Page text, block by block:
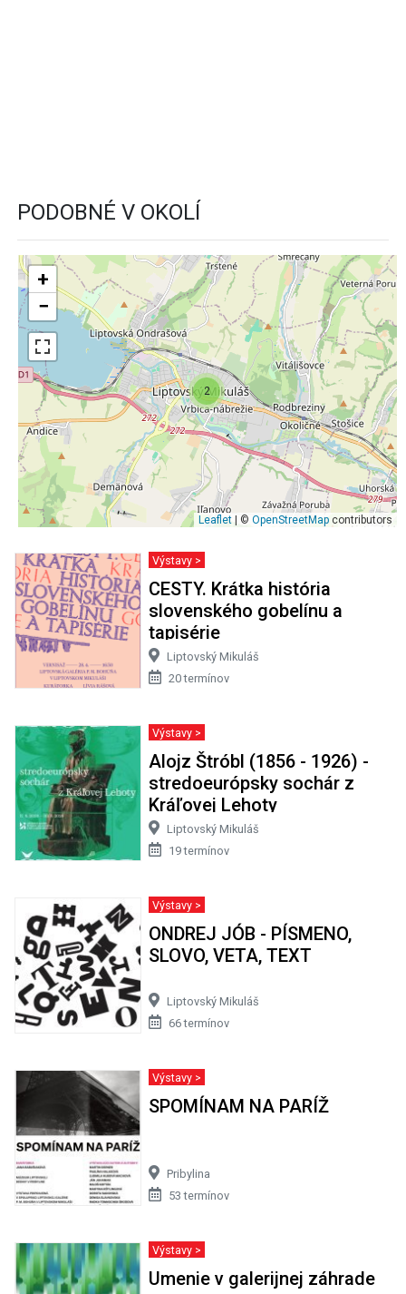
PODOBNÉ V OKOLÍ
2
+
−
Leaflet | © OpenStreetMap contributors
Výstavy >
CESTY. Krátka história
slovenského gobelínu a
tapisérie
Liptovský Mikuláš
20 termínov
Výstavy >
Alojz Štróbl (1856 - 1926) -
stredoeurópsky sochár z
Kráľovej Lehoty
Liptovský Mikuláš
19 termínov
Výstavy >
ONDREJ JÓB - PÍSMENO,
SLOVO, VETA, TEXT
Liptovský Mikuláš
66 termínov
Výstavy >
SPOMÍNAM NA PARÍŽ
Pribylina
53 termínov
Výstavy >
Umenie v galerijnej záhrade